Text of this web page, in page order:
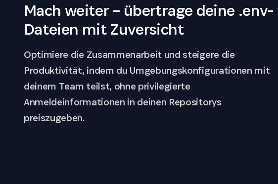
Mach weiter – übertrage deine .env-
Dateien mit Zuversicht
Optimiere die Zusammenarbeit und steigere die
Produktivität, indem du Umgebungskonfigurationen mit
deinem Team teilst, ohne privilegierte
Anmeldeinformationen in deinen Repositorys
preiszugeben.